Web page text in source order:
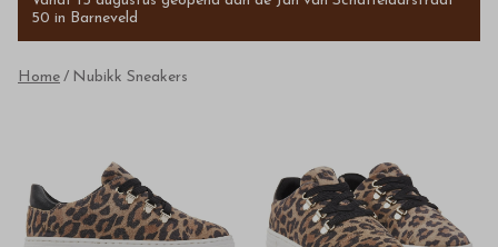
Bestel
hoge
50 in Barneveld
Home Nubikk Sneakers